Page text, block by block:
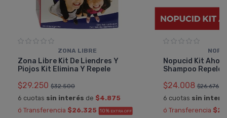
ZONA LIBRE
Zona Libre Kit De Liendres Y
Piojos Kit Elimina Y Repele
$29.250 $32.500
6 cuotas sin interés de $4.875
ó Transferencia $26.325 10% EXTRA OFF
Nopucid Kit
Shampoo
$24.008 $26.676
6 cuotas sin
ó Transferencia